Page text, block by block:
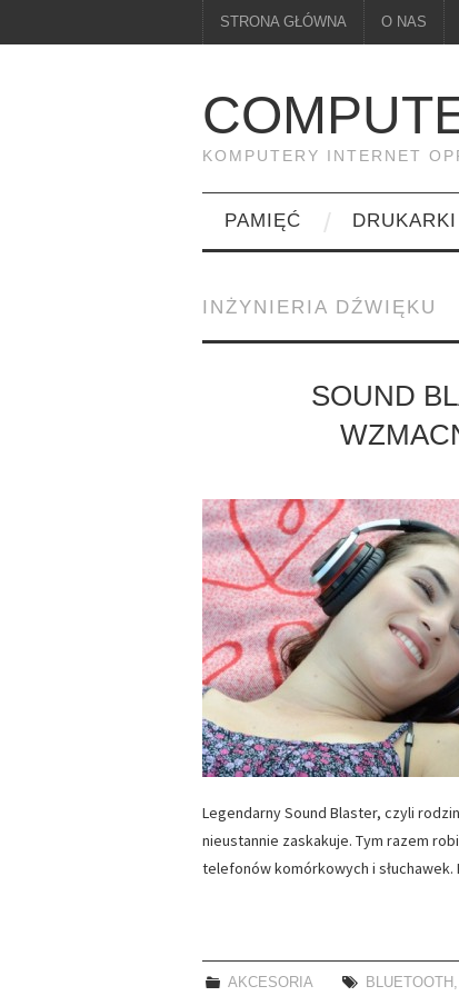
STRONA GŁÓWNA O NAS
KOMPUTERY INTERNET
PAMIĘĆ DRUKARKI
INŻYNIERIA DŹWIĘKU
SOUND
Legendarny Sound Blaster, czyli
nieustannie zaskakuje. Tym razem
telefonów komórkowych i słuchawek.
AKCESORIA BLUETOOTH